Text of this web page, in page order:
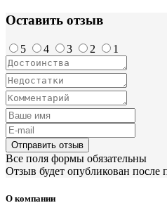
Оставить отзыв
5 4 3 2 1
Отправить отзыв
Все поля формы обязательны
Отзыв будет опубликован после
О компании